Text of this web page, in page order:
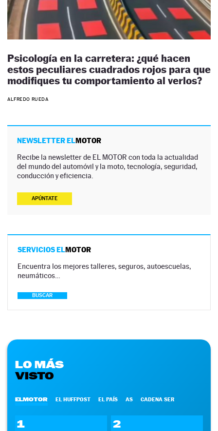
Psicología en la carretera: ¿qué hacen
estos peculiares cuadrados rojos para que
modifiques tu comportamiento al verlos?
ALFREDO RUEDA
NEWSLETTER ELMOTOR
Recibe la newsletter de EL MOTOR con toda la actualidad
del mundo del automóvil y la moto, tecnología, seguridad,
conducción y eficiencia.
APÚNTATE
SERVICIOS ELMOTOR
Encuentra los mejores talleres, seguros, autoescuelas,
neumáticos…
BUSCAR
LO MÁS
VISTO
ELMOTOR EL HUFFPOST EL PAÍS AS CADENA SER
1 2